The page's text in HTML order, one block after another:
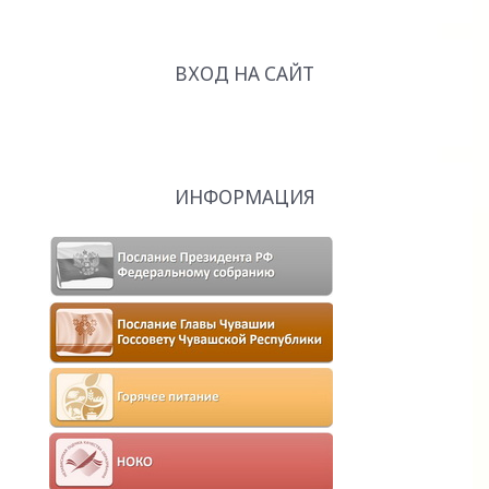
ВХОД НА САЙТ
ИНФОРМАЦИЯ